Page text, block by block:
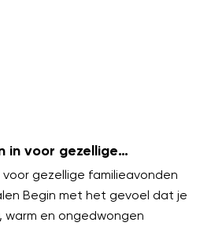
in voor gezellige
gezellige familieavonden
Begin met het gevoel dat je
en ongedwongen